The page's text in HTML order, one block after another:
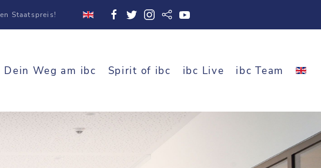
Staatspreis!
Dein Weg am ibc Spirit of ibc ibc Live ibc Team